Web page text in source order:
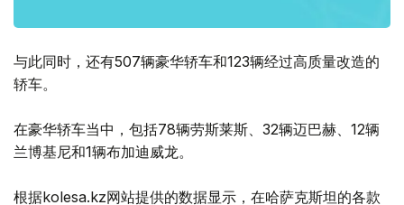
与此同时，还有507辆豪华轿车和123辆经过高质量改造的
轿车。
在豪华轿车当中，包括78辆劳斯莱斯、32辆迈巴赫、12辆
兰博基尼和1辆布加迪威龙。
根据kolesa.kz网站提供的数据显示，在哈萨克斯坦的各款